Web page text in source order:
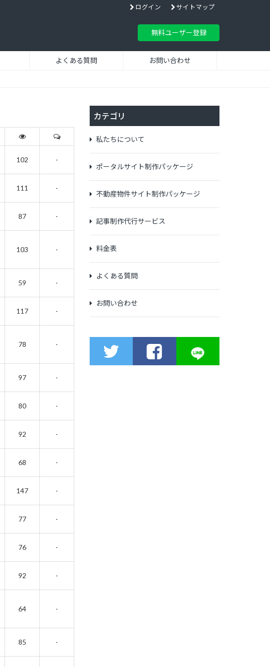
ログイン サイトマップ
無料ユーザー登録
よくある質問 お問い合わせ
102 -
111 -
87 -
103 -
59 -
117 -
78 -
97 -
80 -
92 -
68 -
147 -
77 -
76 -
92 -
64 -
85 -
カテゴリ
私たちについて
ポータルサイト制作パッケージ
不動産物件サイト制作パッケージ
記事制作代行サービス
料金表
よくある質問
お問い合わせ